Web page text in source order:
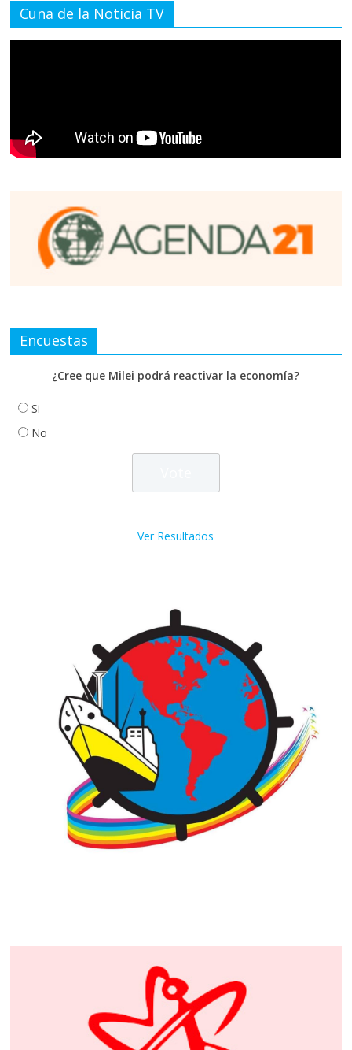
Cuna de la Noticia TV
Encuestas
¿Cree que Milei podrá reactivar la economía?
Si
No
Ver Resultados